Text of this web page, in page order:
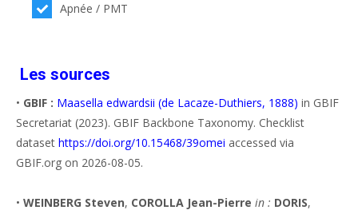
Apnée / PMT
Les sources
• GBIF : Maasella edwardsii (de Lacaze-Duthiers, 1888) in GBIF
Secretariat (2023). GBIF Backbone Taxonomy. Checklist
dataset https://doi.org/10.15468/39omei accessed via
GBIF.org on 2026-08-05.
• WEINBERG Steven, COROLLA Jean-Pierre in : DORIS,